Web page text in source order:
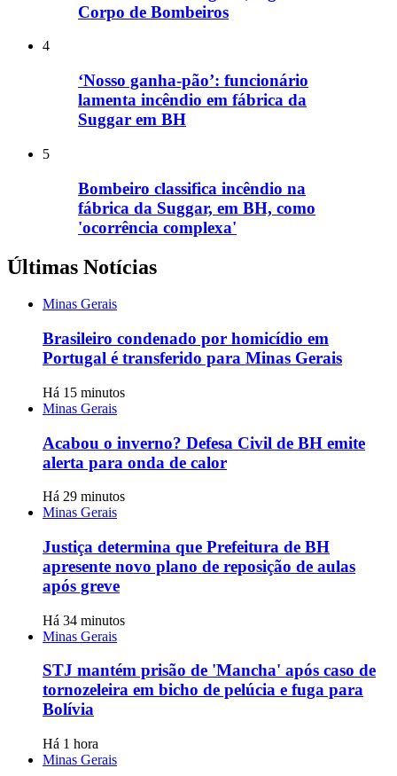
Corpo de Bombeiros
4
‘Nosso ganha-pão’: funcionário
lamenta incêndio em fábrica da
Suggar em BH
5
Bombeiro classifica incêndio na
fábrica da Suggar, em BH, como
'ocorrência complexa'
Últimas Notícias
Minas Gerais
Brasileiro condenado por homicídio em
Portugal é transferido para Minas Gerais
Há 15 minutos
Minas Gerais
Acabou o inverno? Defesa Civil de BH emite
alerta para onda de calor
Há 29 minutos
Minas Gerais
Justiça determina que Prefeitura de BH
apresente novo plano de reposição de aulas
após greve
Há 34 minutos
Minas Gerais
STJ mantém prisão de 'Mancha' após caso de
tornozeleira em bicho de pelúcia e fuga para
Bolívia
Há 1 hora
Minas Gerais